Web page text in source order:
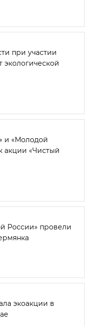
при участии
экологической
и «Молодой
акции «Чистый
России» провели
экоакции в